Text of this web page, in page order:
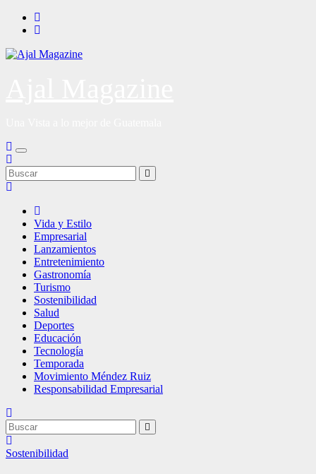
Saltar
Vida y Estilo
Empresarial
Lanzamientos
Entretenimiento
Gastronomía
Turismo
Sostenibilidad
Salud
Deportes
Educación
Tecnología
Temporada
Movimiento Méndez Ruiz
Responsabilidad Empresarial
Sostenibilidad